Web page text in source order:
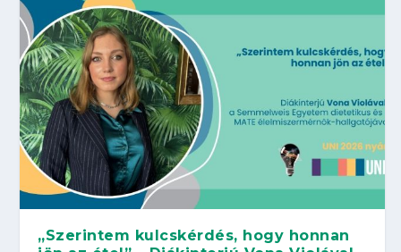
„Szerintem kulcskérdés, hogy honnan